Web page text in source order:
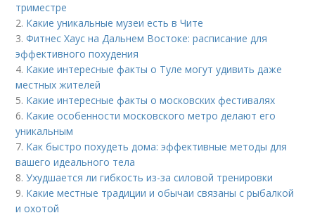
триместре
2. Какие уникальные музеи есть в Чите
3.Фитнес Хаус на Дальнем Востоке: расписание для
эффективного похудения
4. Какие интересные факты о Туле могут удивить даже
местных жителей
5. Какие интересные факты о московских фестивалях
6. Какие особенности московского метро делают его
уникальным
7. Как быстро похудеть дома: эффективные методы для
вашего идеального тела
8.Ухудшается ли гибкость из-за силовой тренировки
9. Какие местные традиции и обычаи связаны с рыбалкой
и охотой